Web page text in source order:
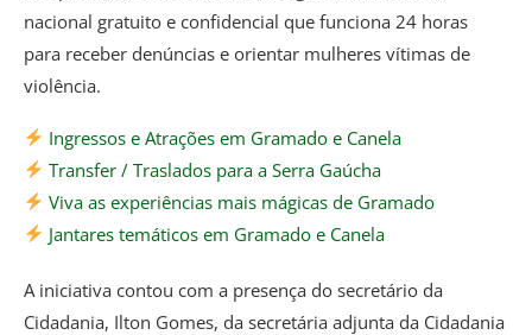
nacional gratuito e confidencial que funciona 24 horas
para receber denúncias e orientar mulheres vítimas de
violência.
Ingressos e Atrações em Gramado e Canela
Transfer / Traslados para a Serra Gaúcha
Viva as experiências mais mágicas de Gramado
Jantares temáticos em Gramado e Canela
A iniciativa contou com a presença do secretário da
Cidadania, Ilton Gomes, da secretária adjunta da Cidadania